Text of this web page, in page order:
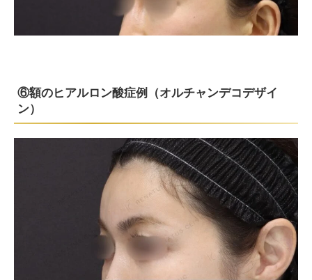
⑥額のヒアルロン酸症例（オルチャンデコデザイ
ン）